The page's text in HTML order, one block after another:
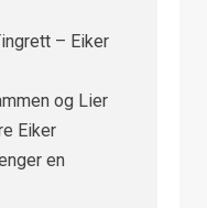
– Eiker
og Lier
Eiker
en